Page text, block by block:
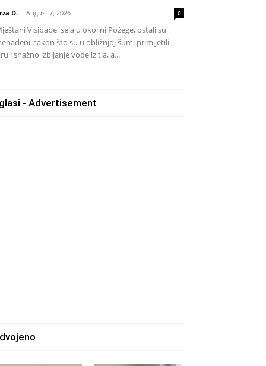
D. - August 7, 2026 0
Visibabe, sela u okolini Požege, ostali su
nakon što su u obližnjoj šumi primijetili
i snažno izbijanje vode iz tla, a...
- Advertisement